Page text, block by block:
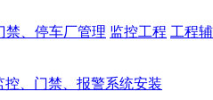
禁、停车厂管理 监控工程 工程
控、门禁、报警系统安装